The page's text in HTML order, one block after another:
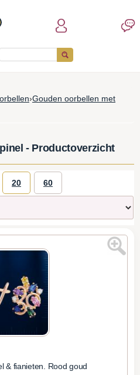
›Gouden oorbellen met
- Productoverzicht
20 60
& fianieten. Rood goud